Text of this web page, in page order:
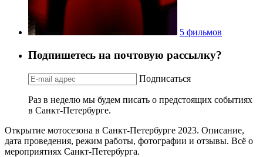
5 фильмов
Подпишетесь на почтовую рассылку?
Подписаться
Раз в неделю мы будем писать о предстоящих событиях
в Санкт-Петербурге.
Открытие мотосезона в Санкт-Петербурге 2023. Описание,
дата проведения, режим работы, фотографии и отзывы. Всё о
мероприятиях Санкт-Петербурга.